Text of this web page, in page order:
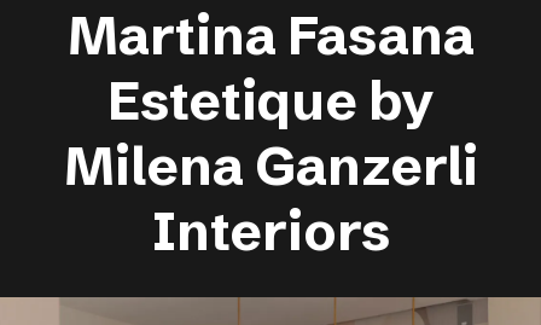
Martina Fasana
Estetique by
Milena Ganzerli
Interiors